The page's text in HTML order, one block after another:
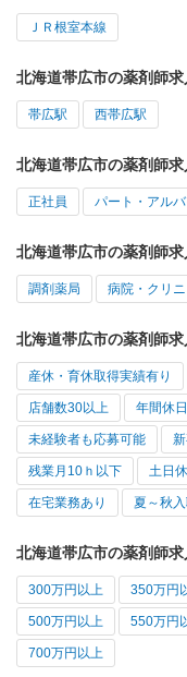
ＪＲ根室本線
北海道帯広市の薬剤師
帯広駅 西帯広駅
北海道帯広市の薬剤師
正社員 パート・アルバ
北海道帯広市の薬剤師
調剤薬局 病院・クリニ
北海道帯広市の薬剤師
産休・育休取得実績有り
店舗数30以上 年間休
未経験者も応募可能
残業月10ｈ以下 土日
在宅業務あり 夏～秋
北海道帯広市の薬剤師
300万円以上 350万円
500万円以上 550万円
700万円以上